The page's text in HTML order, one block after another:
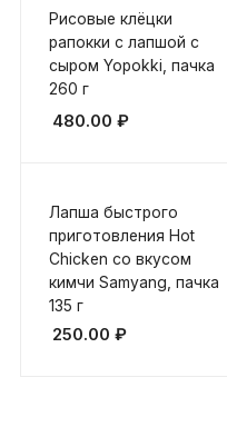
Рисовые клёцки
рапокки с лапшой с
сыром Yopokki, пачка
260 г
480.00 ₽
Лапша быстрого
приготовления Hot
Chicken со вкусом
кимчи Samyang, пачка
135 г
250.00 ₽